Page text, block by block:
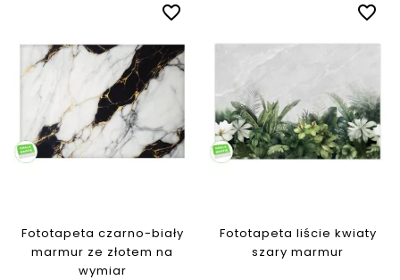
favorite_border
Fototapeta czarno-biały
marmur ze złotem na
wymiar
favorite_border
Fototapeta liście kwiaty
szary marmur